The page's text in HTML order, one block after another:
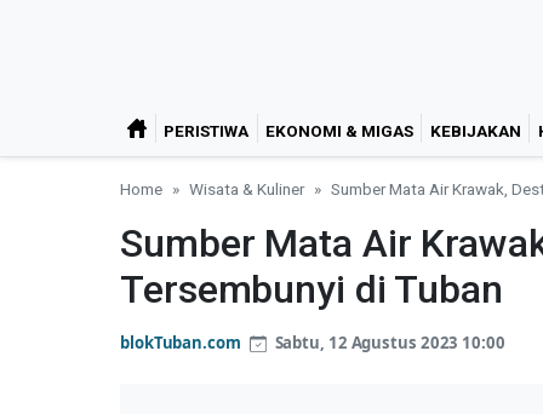
PERISTIWA EKONOMI & MIGAS KEBIJAKAN
Home Wisata & Kuliner Sumber Mata Air Krawak,
Sumber Mata Air
Tersembunyi di Tuban
blokTuban.com Sabtu, 12 Agustus 2023 10:00